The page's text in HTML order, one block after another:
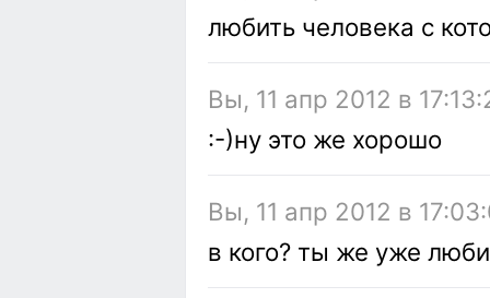
любить человека с
Вы, 11 апр 2012 в
:-)ну это же хорошо
Вы, 11 апр 2012 в
в кого? ты же уже